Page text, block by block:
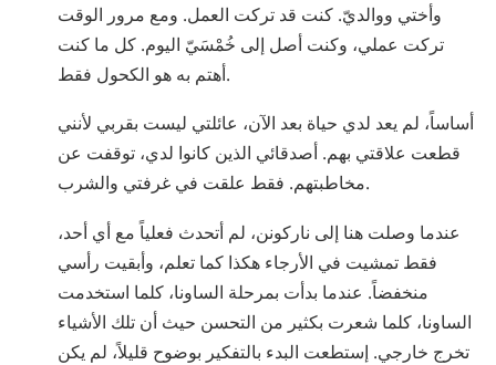
وأختي ووالديّ. كنت قد تركت العمل. ومع مرور الوقت
تركت عملي، وكنت أصل إلى خُمْسَيّ اليوم. كل ما كنت
أهتم به هو الكحول فقط.
أساساً، لم يعد لدي حياة بعد الآن، عائلتي ليست بقربي لأنني
قطعت علاقتي بهم. أصدقائي الذين كانوا لدي، توقفت عن
مخاطبتهم. فقط علقت في غرفتي والشرب.
عندما وصلت هنا إلى ناركونن، لم أتحدث فعلياً مع أي أحد،
فقط تمشيت في الأرجاء هكذا كما تعلم، وأبقيت رأسي
منخفضاً. عندما بدأت بمرحلة الساونا، كلما استخدمت
الساونا، كلما شعرت بكثير من التحسن حيث أن تلك الأشياء
تخرج خارجي. إستطعت البدء بالتفكير بوضوح قليلاً، لم يكن